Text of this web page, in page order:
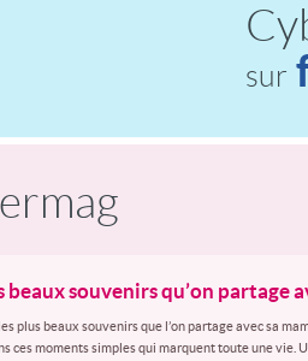
sur
beaux souvenirs qu’on partage
plus beaux souvenirs que l’on partage avec sa
ces moments simples qui marquent toute une vie.